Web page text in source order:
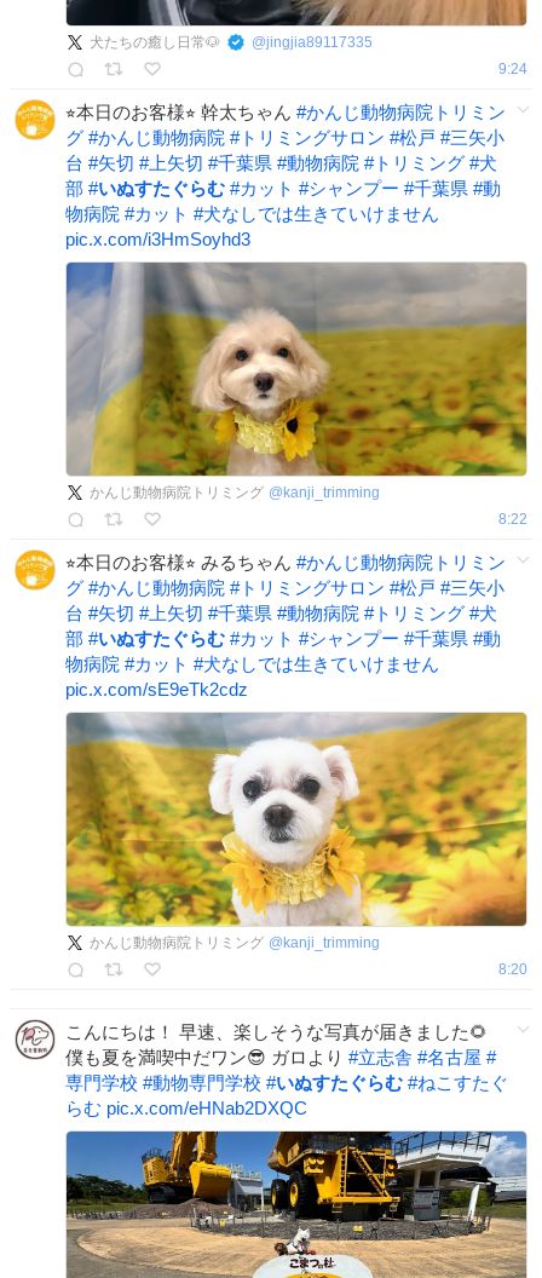
犬たちの癒し日常🐶 @jingjia89117335
9:24
⭐︎本日のお客様⭐︎ 幹太ちゃん #かんじ動物病院トリミン
グ #かんじ動物病院 #トリミングサロン #松戸 #三矢小
台 #矢切 #上矢切 #千葉県 #動物病院 #トリミング #犬
部 #いぬすたぐらむ #カット #シャンプー #千葉県 #動
物病院 #カット #犬なしでは生きていけません
pic.x.com/i3HmSoyhd3
かんじ動物病院トリミング @ kanji_trimming
8:22
⭐︎本日のお客様⭐︎ みるちゃん #かんじ動物病院トリミン
グ #かんじ動物病院 #トリミングサロン #松戸 #三矢小
台 #矢切 #上矢切 #千葉県 #動物病院 #トリミング #犬
部 #いぬすたぐらむ #カット #シャンプー #千葉県 #動
物病院 #カット #犬なしでは生きていけません
pic.x.com/sE9eTk2cdz
かんじ動物病院トリミング @ kanji_trimming
8:20
こんにちは！ 早速、楽しそうな写真が届きました🌻
僕も夏を満喫中だワン😎 ガロより #立志舎 #名古屋 #
専門学校 #動物専門学校 #いぬすたぐらむ #ねこすたぐ
らむ pic.x.com/eHNab2DXQC